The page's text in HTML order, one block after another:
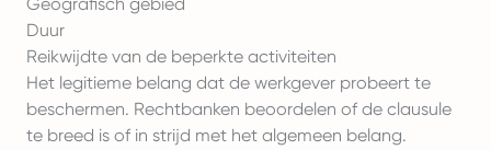
Duur
Reikwijdte van de beperkte activiteiten
Het legitieme belang dat de werkgever probeert te
beschermen. Rechtbanken beoordelen of de clausule
te breed is of in strijd met het algemeen belang.